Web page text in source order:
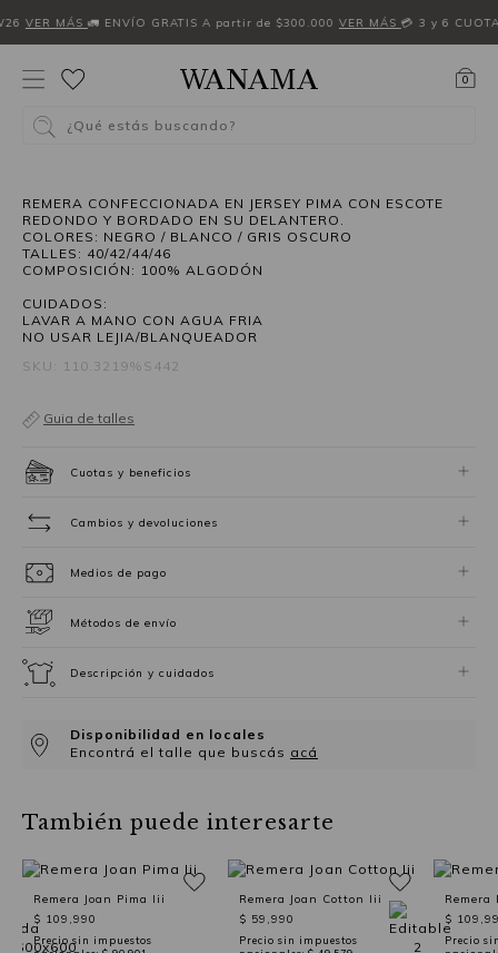
VER MÁS 🚛 ENVÍO GRATIS A partir de $300.000 VER MÁS 💳 3 y 6
0
¿Qué estás buscando?
REMERA CONFECCIONADA EN JERSEY PIMA CON ESCOTE
REDONDO Y BORDADO EN SU DELANTERO.
COLORES: NEGRO / BLANCO / GRIS OSCURO
TALLES: 40/42/44/46
COMPOSICIÓN: 100% ALGODÓN
CUIDADOS:
LAVAR A MANO CON AGUA FRIA
NO USAR LEJIA/BLANQUEADOR
SKU: 110.3219%S442
Guia de talles
Cuotas y beneficios
Cambios y devoluciones
Medios de pago
Métodos de envío
Descripción y cuidados
Disponibilidad en locales
Encontrá el talle que buscás acá
También puede interesarte
Remera Joan Pima Iii
$ 109,990
Precio sin impuestos
Remera Joan Cotton Iii
$ 59,990
Precio sin impuestos
$
Precio